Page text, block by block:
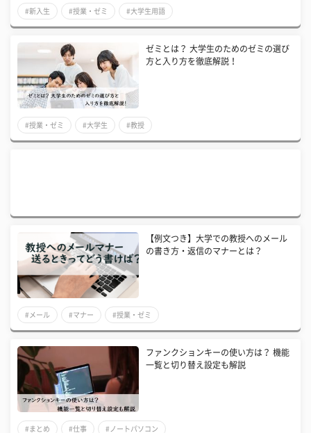
#新入生 #授業・ゼミ #大学生用語
ゼミとは？ 大学生のためのゼミの選び
方と入り方を徹底解説！
#授業・ゼミ #大学生 #教授
【例文つき】大学での教授へのメール
の書き方・返信のマナーとは？
#メール #マナー #授業・ゼミ
ファンクションキーの使い方は？ 機能
一覧と切り替え設定も解説
#まとめ #仕事 #ノートパソコン